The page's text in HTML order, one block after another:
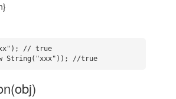
// true
String("xxx")); //true